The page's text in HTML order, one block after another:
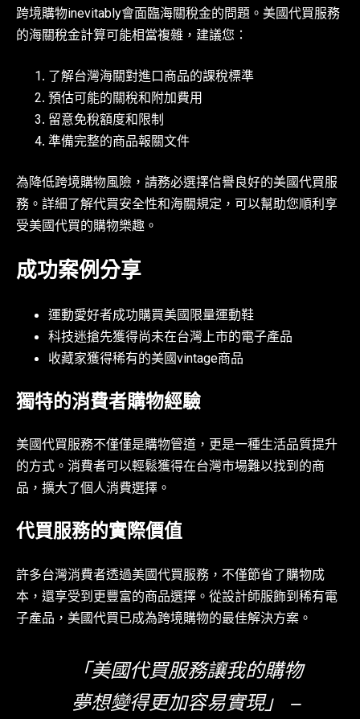
跨境購物inevitably會面臨海關稅金的問題。美國代買服務
的海關稅金計算可能相當複雜，建議您：
了解台灣海關對進口商品的課稅標準
預估可能的關稅和附加費用
留意免稅額度和限制
準備完整的商品報關文件
為降低跨境購物風險，請務必選擇信譽良好的美國代買服
務。詳細了解代買安全性和海關規定，可以幫助您順利享
受美國代買的購物樂趣。
成功案例分享
運動愛好者成功購買美國限量運動鞋
科技迷搶先獲得尚未在台灣上市的電子產品
收藏家獲得稀有的美國vintage商品
獨特的消費者購物經驗
美國代買服務不僅僅是購物管道，更是一種生活品質提升
的方式。消費者可以輕鬆獲得在台灣市場難以找到的商
品，擴大了個人消費選擇。
代買服務的實際價值
許多台灣消費者透過美國代買服務，不僅節省了購物成
本，還享受到更豐富的商品選擇。從設計師服飾到稀有電
子產品，美國代買已成為跨境購物的最佳解決方案。
「美國代買服務讓我的購物
夢想變得更加容易實現」 –